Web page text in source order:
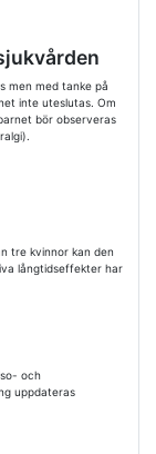
men med tanke på
inte uteslutas. Om
bör observeras
tre kvinnor kan den
långtidseffekter har
och
uppdateras